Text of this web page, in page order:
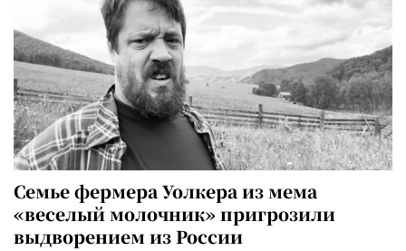
Семье фермера Уолкера из мема
«веселый молочник» пригрозили
выдворением из России